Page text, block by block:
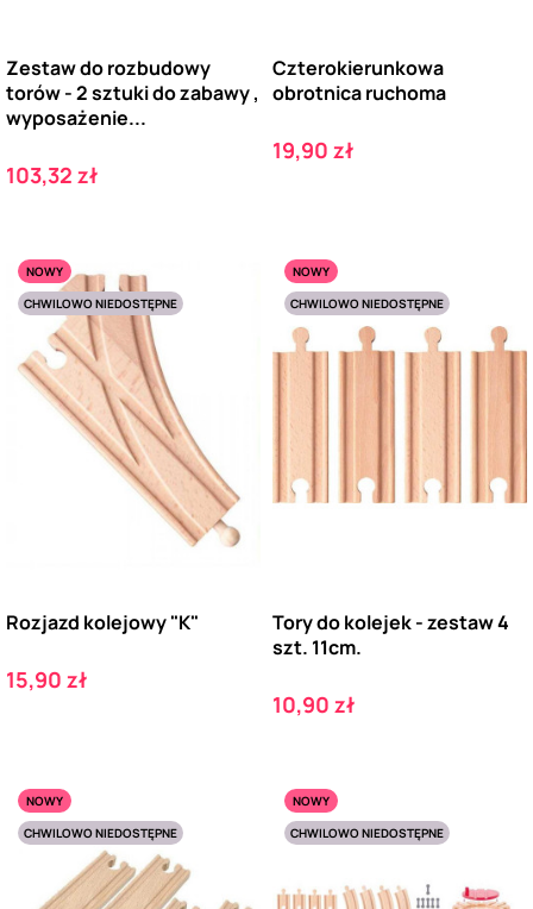
Zestaw do rozbudowy
torów - 2 sztuki do zabawy ,
wyposażenie...
Cena
103,32 zł
Czterokierunkowa
obrotnica ruchoma
Cena
19,90 zł
NOWY
CHWILOWO NIEDOSTĘPNE
Rozjazd kolejowy "K"
Cena
15,90 zł
NOWY
CHWILOWO NIEDOSTĘPNE
Tory do kolejek - zestaw 4
szt. 11cm.
Cena
10,90 zł
NOWY
CHWILOWO NIEDOSTĘPNE
NOWY
CHWILOWO NIEDOSTĘPNE